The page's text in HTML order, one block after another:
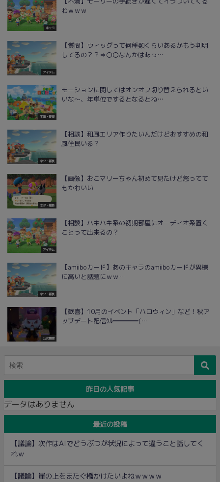
キャラ
わｗｗｗ
アイテム
【質問】ウィッグって何種類くらいあるかもう判明
してるの？？⇒〇〇なんかはあっ…
不満・要望
モーションに関してはオンオフ切り替えられるとい
いな～、年単位でするとなるとね…
ネタ・雑談
【相談】和風エリア作りたいんだけどおすすめの和
風住民いる？
ネタ・雑談
【画像】おこマリーちゃん初めて見たけど怒ってて
もかわいい
アイテム
【相談】ハキハキ系の初期部屋にオーディオ系置く
ことって出来るの？
ネタ・雑談
【amiiboカード】あのキャラのamiiboカードが異様
に高いと話題にｗｗ…
公式情報
【歓喜】10月のイベント「ハロウィン」など！秋ア
ップデート配信ｸﾙ━━━━(…
昨日の人気記事
データはありません
最近の投稿
【議論】次作はAIでどうぶつが状況によって違うこと話してく
れｗ
【議論】崖の上をまたぐ橋かけたいよねｗｗｗｗ